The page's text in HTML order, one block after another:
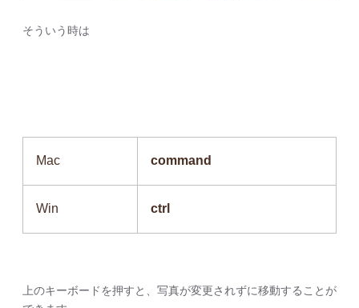
そういう時は
Mac command
Win ctrl
上のキーボードを押すと、写真が変更されずに移動することが